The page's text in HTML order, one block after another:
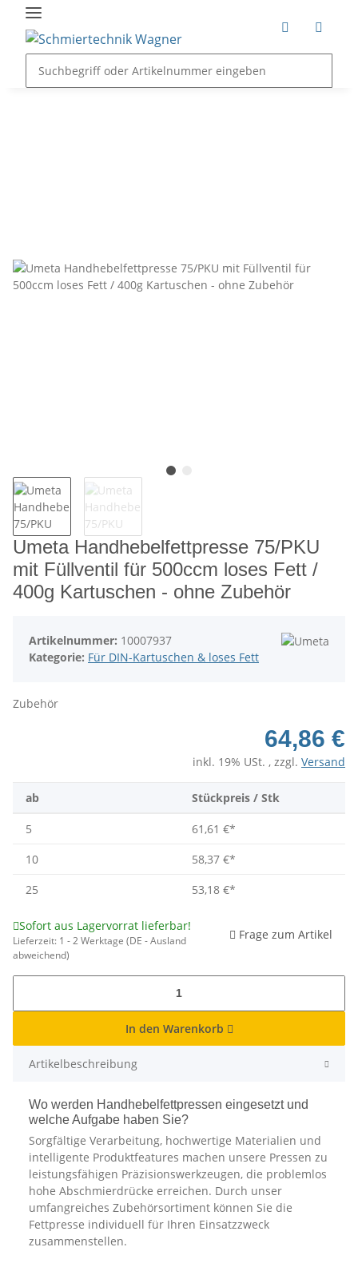
Umeta Handhebelfettpresse 75/PKU
mit Füllventil für 500ccm loses Fett /
400g Kartuschen - ohne Zubehör
Artikelnummer: 10007937
Kategorie: Für DIN-Kartuschen & loses Fett
Zubehör
64,86 €
inkl. 19% USt. , zzgl. Versand
ab Stückpreis / Stk
5 61,61 €*
10
58,37 €*
25
53,18 €*
Sofort aus Lagervorrat lieferbar!
Lieferzeit: 1 - 2 Werktage (DE - Ausland
abweichend)
Frage zum Artikel
In den Warenkorb
Artikelbeschreibung
Wo werden Handhebelfettpressen eingesetzt und
welche Aufgabe haben Sie?
Sorgfältige Verarbeitung, hochwertige Materialien und
intelligente Produktfeatures machen unsere Pressen zu
leistungsfähigen Präzisionswerkzeugen, die problemlos
hohe Abschmierdrücke erreichen. Durch unser
umfangreiches Zubehörsortiment können Sie die
Fettpresse individuell für Ihren Einsatzzweck
zusammenstellen.